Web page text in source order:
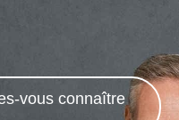
vous connaître